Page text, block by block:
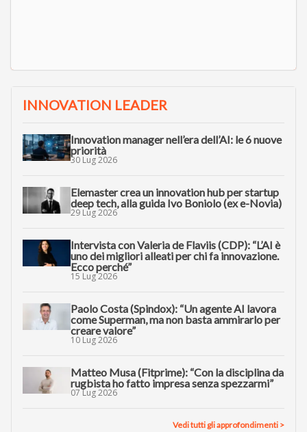
INNOVATION LEADER
Innovation manager nell’era dell’AI: le 6 nuove
priorità
30 Lug 2026
Elemaster crea un innovation hub per startup
deep tech, alla guida Ivo Boniolo (ex e-Novia)
29 Lug 2026
Intervista con Valeria de Flaviis (CDP): “L’AI è
uno dei migliori alleati per chi fa innovazione.
Ecco perché”
15 Lug 2026
Paolo Costa (Spindox): “Un agente AI lavora
come Superman, ma non basta ammirarlo per
creare valore”
10 Lug 2026
Matteo Musa (Fitprime): “Con la disciplina da
rugbista ho fatto impresa senza spezzarmi”
07 Lug 2026
Vedi tutti gli approfondimenti >